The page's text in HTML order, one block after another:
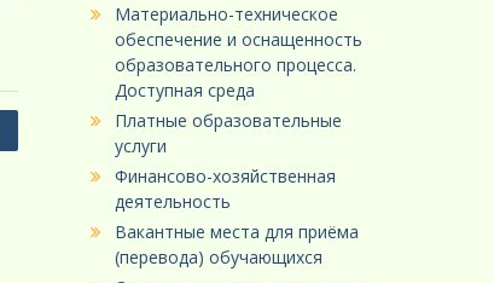
Материально-техническое
обеспечение и оснащенность
образовательного процесса.
Доступная среда
Платные образовательные
услуги
Финансово-хозяйственная
деятельность
Вакантные места для приёма
(перевода) обучающихся